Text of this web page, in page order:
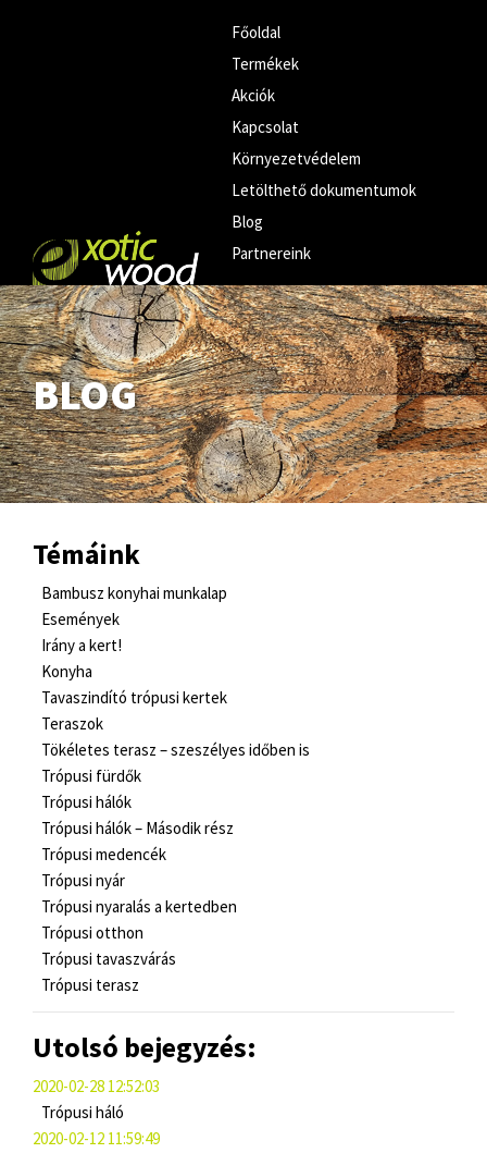
Főoldal
Termékek
Akciók
Kapcsolat
Környezetvédelem
Letölthető dokumentumok
Blog
Partnereink
BLOG
Témáink
Bambusz konyhai munkalap
Események
Irány a kert!
Konyha
Tavaszindító trópusi kertek
Teraszok
Tökéletes terasz – szeszélyes időben is
Trópusi fürdők
Trópusi hálók
Trópusi hálók – Második rész
Trópusi medencék
Trópusi nyár
Trópusi nyaralás a kertedben
Trópusi otthon
Trópusi tavaszvárás
Trópusi terasz
Utolsó bejegyzés:
2020-02-28 12:52:03
Trópusi háló
2020-02-12 11:59:49